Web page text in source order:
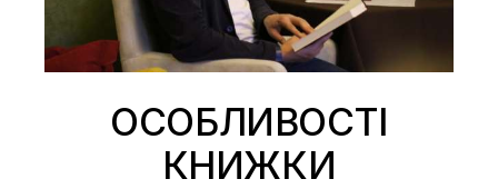
ОСОБЛИВОСТІ
КНИЖКИ